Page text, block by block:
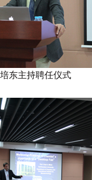
东主持聘任仪式